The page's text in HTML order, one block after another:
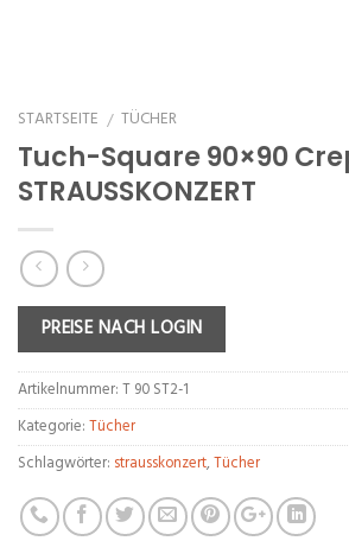
STARTSEITE / TÜCHER
Tuch-Square 90×90
STRAUSSKONZERT
PREISE NACH LOGIN
Artikelnummer:T 90 ST2-1
Kategorie:Tücher
Schlagwörter: strausskonzert,Tücher